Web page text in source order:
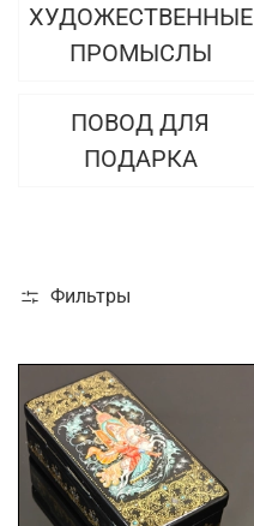
ХУДОЖЕСТВЕННЫЕ
ПРОМЫСЛЫ
ПОВОД ДЛЯ
ПОДАРКА
Фильтры